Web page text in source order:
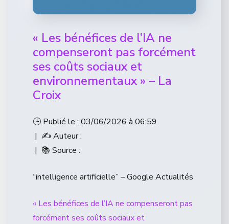
« Les bénéfices de l’IA ne
compenseront pas forcément
ses coûts sociaux et
environnementaux » – La
Croix
🕒 Publié le : 03/06/2026 à 06:59
| ✍️ Auteur :
| 📚 Source :
“intelligence artificielle” – Google Actualités
« Les bénéfices de l’IA ne compenseront pas
forcément ses coûts sociaux et